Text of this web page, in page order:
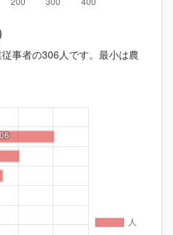
事者の306人です。最小は農